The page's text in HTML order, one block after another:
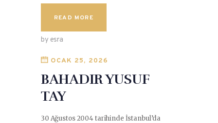
READ MORE
by esra
OCAK 25, 2026
BAHADIR YUSUF
TAY
30 Ağustos 2004 tarihinde İstanbul’da